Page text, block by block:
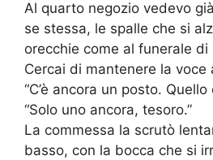
Al quarto negozio vedevo
se stessa, le spalle che si
orecchie come al funerale di
Cercai di mantenere la voce
“C’è ancora un posto.
“Solo uno ancora, tesoro.”
La commessa la scrutò
basso, con la bocca che si